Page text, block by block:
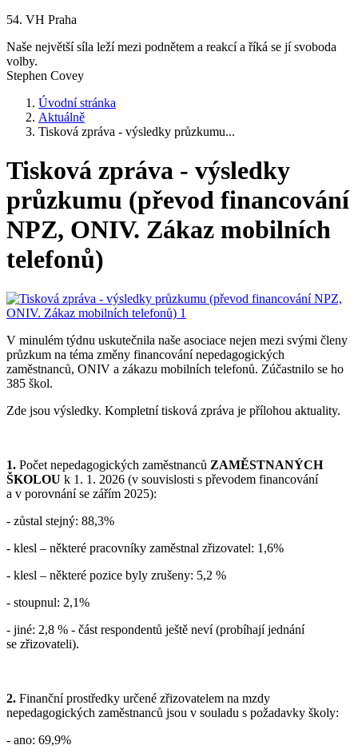
54. VH Praha
Naše největší síla leží mezi podnětem a reakcí a říká se jí svoboda
volby.
Stephen Covey
Úvodní stránka
Aktuálně
Tisková zpráva - výsledky průzkumu...
Tisková zpráva - výsledky
průzkumu (převod financování
NPZ, ONIV. Zákaz mobilních
telefonů)
V minulém týdnu uskutečnila naše asociace nejen mezi svými členy
průzkum na téma změny financování nepedagogických
zaměstnanců, ONIV a zákazu mobilních telefonů. Zúčastnilo se ho
385 škol.
Zde jsou výsledky. Kompletní tisková zpráva je přílohou aktuality.
1. Počet nepedagogických zaměstnanců ZAMĚSTNANÝCH
ŠKOLOU k 1. 1. 2026 (v souvislosti s převodem financování
a v porovnání se zářím 2025):
- zůstal stejný: 88,3%
- klesl – některé pracovníky zaměstnal zřizovatel: 1,6%
- klesl – některé pozice byly zrušeny: 5,2 %
- stoupnul: 2,1%
- jiné: 2,8 % - část respondentů ještě neví (probíhají jednání
se zřizovateli).
2. Finanční prostředky určené zřizovatelem na mzdy
nepedagogických zaměstnanců jsou v souladu s požadavky školy:
- ano: 69,9%